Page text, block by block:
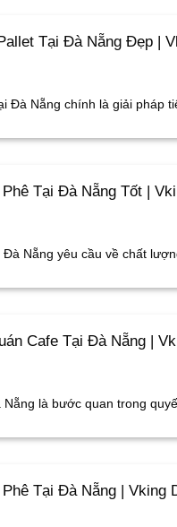
Tại Đà Nẵng Đẹp |
Đà Nẵng chính là giải pháp
Tại Đà Nẵng Tốt |
Nẵng yêu cầu về chất
Cafe Tại Đà Nẵng |
là bước quan trong
Tại Đà Nẵng | Vking